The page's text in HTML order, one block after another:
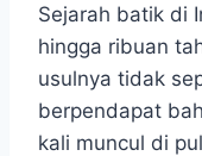
Sejarah batik di
hingga ribuan
usulnya tidak
berpendapat
kali muncul di